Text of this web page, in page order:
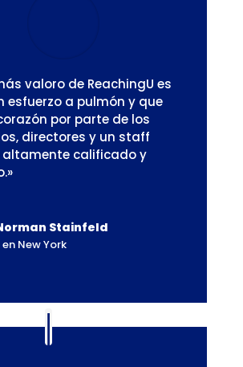
valoro de ReachingU es
esfuerzo a pulmón y que
por parte de los
directores y un staff
altamente calificado y
Stainfeld
New York